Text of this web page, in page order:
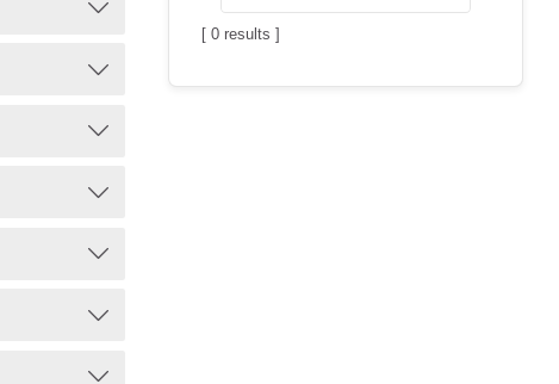
[ 0results ]